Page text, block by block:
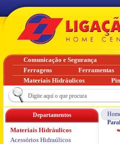
Departamentos
Materiais Hidráulicos
Acessórios Hidraúlicos
Comunicação e Segurança
Ferragens
Ferramentas
Materiais Hidráulicos